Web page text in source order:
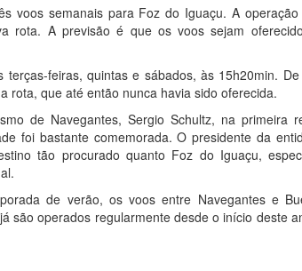
voos semanais para Foz do Iguaçu. A
rota. A previsão é que os voos sejam
feiras, quintas e sábados, às 15h20min.
rota, que até então nunca havia sido oferecida.
de Navegantes, Sergio Schultz, na primeira
foi bastante comemorada. O presidente da
tão procurado quanto Foz do Iguaçu,
de verão, os voos entre Navegantes e
são operados regularmente desde o início deste